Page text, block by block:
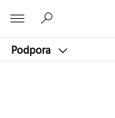
Podpora